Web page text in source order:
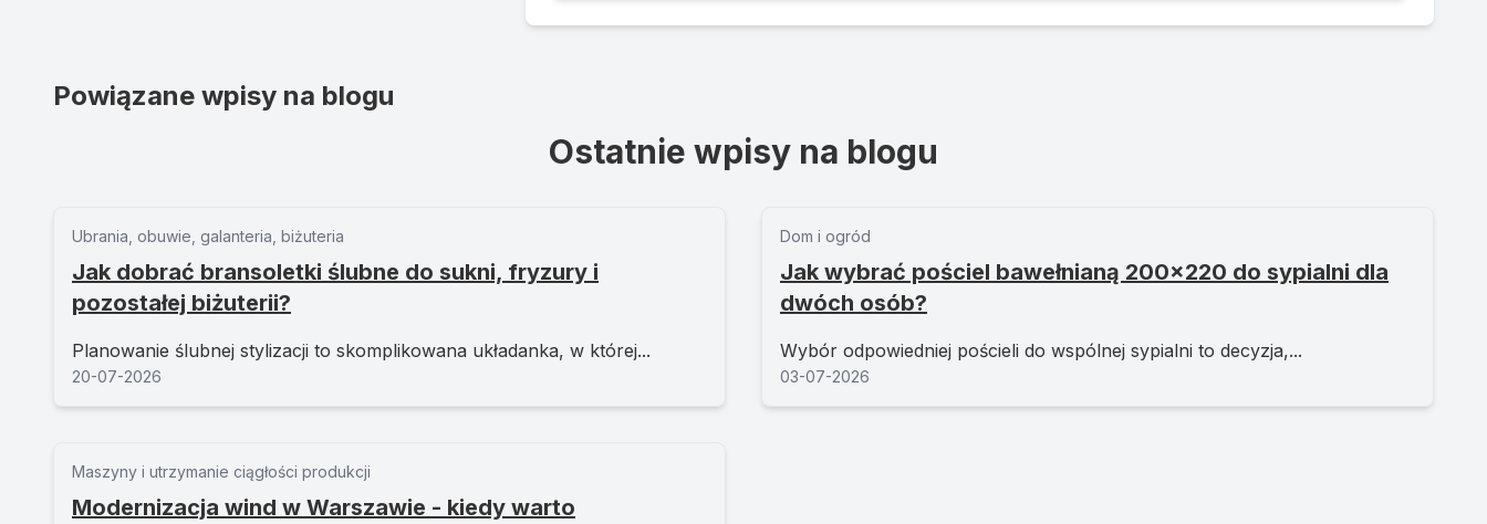
Powiązane wpisy na blogu
Ostatnie wpisy na blogu
Ubrania, obuwie, galanteria, biżuteria
Jak dobrać bransoletki ślubne do sukni, fryzury i
pozostałej biżuterii?
Planowanie ślubnej stylizacji to skomplikowana układanka, w której...
20-07-2026
Dom i ogród
Jak wybrać pościel bawełnianą 200x220 do sypialni dla
dwóch osób?
Wybór odpowiedniej pościeli do wspólnej sypialni to decyzja,...
03-07-2026
Maszyny i utrzymanie ciągłości produkcji
Modernizacja wind w Warszawie - kiedy warto